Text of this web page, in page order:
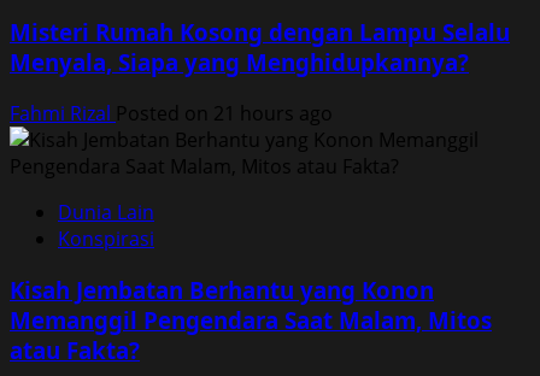
Misteri Rumah Kosong dengan Lampu Selalu
Menyala, Siapa yang Menghidupkannya?
Fahmi Rizal Posted on 21 hours ago
Dunia Lain
Konspirasi
Kisah Jembatan Berhantu yang Konon
Memanggil Pengendara Saat Malam, Mitos
atau Fakta?